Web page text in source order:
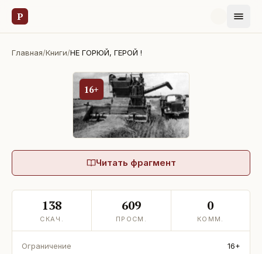
Р
Главная/Книги/НЕ ГОРЮЙ, ГЕРОЙ !
16+
Читать фрагмент
138
СКАЧ.
609
ПРОСМ.
0
КОММ.
Ограничение
16+